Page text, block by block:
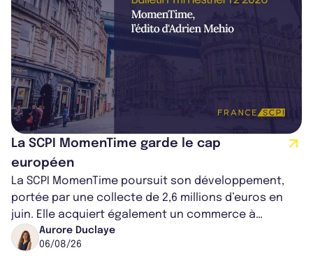
La SCPI MomenTime garde le cap
européen
La SCPI MomenTime poursuit son développement,
portée par une collecte de 2,6 millions d’euros en
juin. Elle acquiert également un commerce à
Worcester, place une plateforme logisti...
Aurore Duclaye
06/08/26